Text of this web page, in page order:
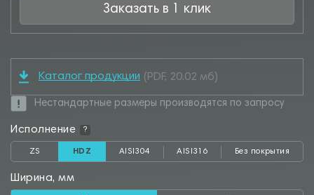
Заказать в 1 клик
Каталог продукции (PDF, 20.02 мб)
Нестандартные размеры производятся по запросу
Исполнение ?
ZS HDZ AISI304 AISI316 Без покрытия
Ширина, мм